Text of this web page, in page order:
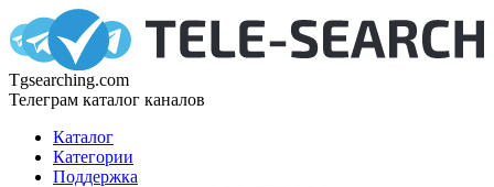
Tgsearching.com
Телеграм каталог каналов
Каталог
Категории
Поддержка